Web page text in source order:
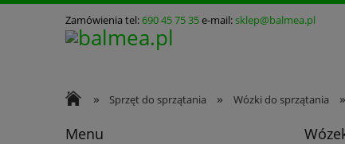
Zamówienia tel:690 45 75 35e-mail:sklep@balmea.pl
» Sprzęt do sprzątania » Wózki do sprzątania »
Menu